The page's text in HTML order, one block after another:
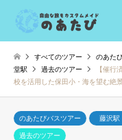
すべてのツアー のあた
堂駅
過去のツアー
【催行
校を活用した保田小・海を望む絶
のあたびバスツアー 藤沢駅
過去のツアー